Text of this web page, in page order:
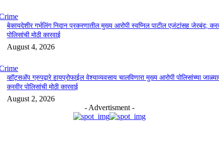
बेकायदेशीर गर्भलिंग निदान प्रकरणातील मुख्य आरोपी स्वप्निल पाटील एजंटांसह जेरबंद;
पोलिसांची मोठी कारवाई
August 4, 2026
व्हॉट्सॲप ग्रुपद्वारे हायप्रोफाईल वेश्याव्यवसाय चालविणारा मुख्य आरोपी पोलिसांच्या
करवीर पोलिसांची मोठी कारवाई
August 2, 2026
- Advertisment -